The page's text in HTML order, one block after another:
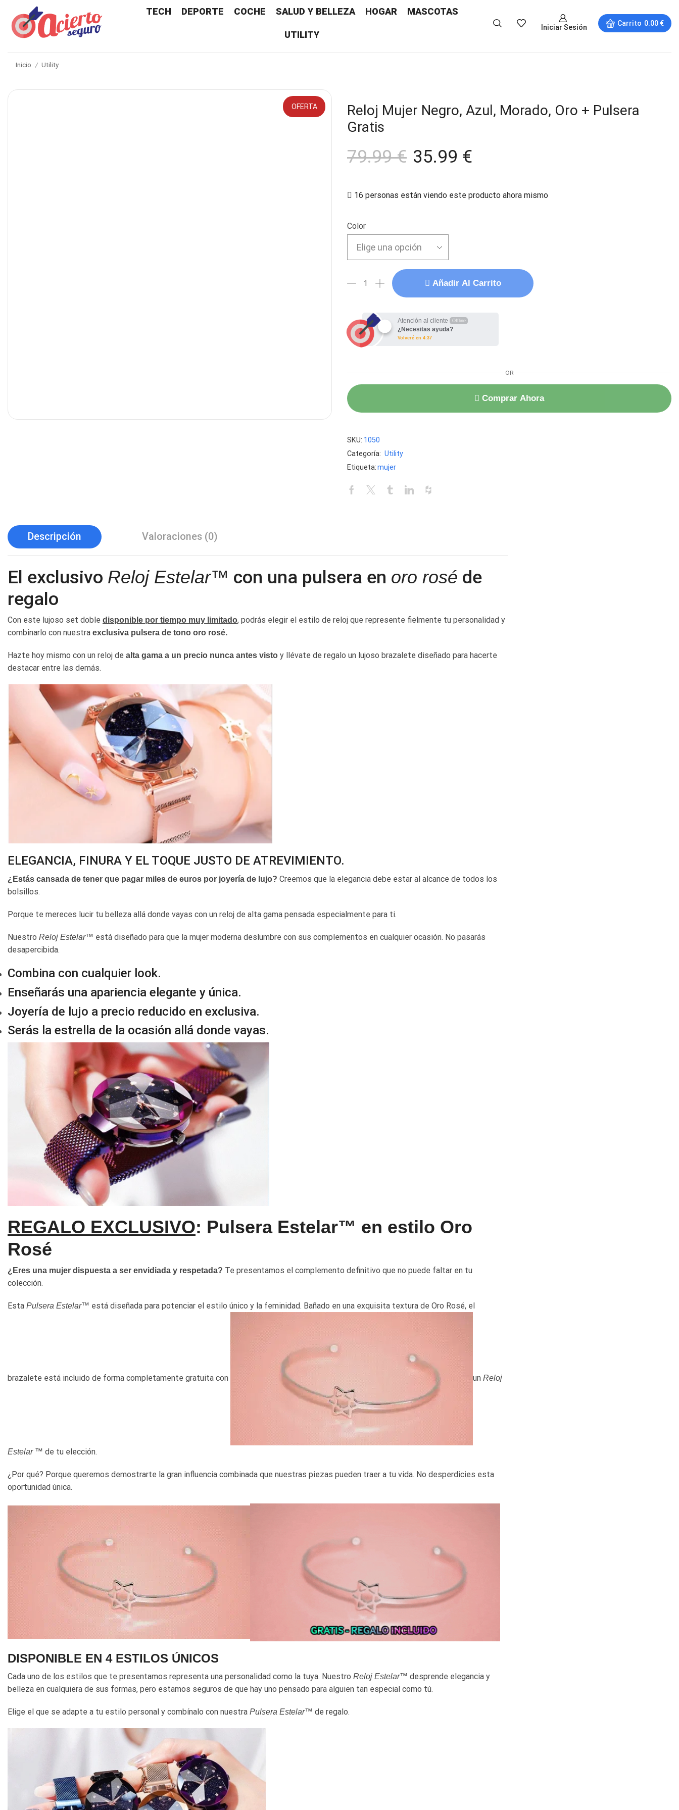
TECH DEPORTE COCHE SALUD Y BELLEZA HOGAR MASCOTAS
UTILITY
Iniciar Sesión
Carrito 0.00€
Inicio / Utility
OFERTA
Reloj Mujer Negro, Azul, Morado, Oro + Pulsera
Gratis
79.99€ 35.99 €
16 personas están viendo este producto ahora mismo
Color
Añadir Al Carrito
Atención al cliente Offline
¿Necesitas ayuda?
Volveré en 4:37
OR
Comprar Ahora
SKU: 1050
Categoría: Utility
Etiqueta:mujer
Descripción Valoraciones (0)
El exclusivo Reloj Estelar™ con una pulsera en oro rosé de
regalo
Con este lujoso set doble disponible por tiempo muy limitado, podrás elegir el estilo de reloj que represente fielmente tu personalidad y
combinarlo con nuestra exclusiva pulsera de tono oro rosé.
Hazte hoy mismo con un reloj de alta gama a un precio nunca antes visto y llévate de regalo un lujoso brazalete diseñado para hacerte
destacar entre las demás.
ELEGANCIA, FINURA Y EL TOQUE JUSTO DE ATREVIMIENTO.
¿Estás cansada de tener que pagar miles de euros por joyería de lujo? Creemos que la elegancia debe estar al alcance de todos los
bolsillos.
Porque te mereces lucir tu belleza allá donde vayas con un reloj de alta gama pensada especialmente para ti.
Nuestro Reloj Estelar™ está diseñado para que la mujer moderna deslumbre con sus complementos en cualquier ocasión. No pasarás
desapercibida.
Combina con cualquier look.
Enseñarás una apariencia elegante y única.
Joyería de lujo a precio reducido en exclusiva.
Serás la estrella de la ocasión allá donde vayas.
REGALO EXCLUSIVO: Pulsera Estelar™ en estilo Oro
Rosé
¿Eres una mujer dispuesta a ser envidiada y respetada? Te presentamos el complemento definitivo que no puede faltar en tu
colección.
Esta Pulsera Estelar™ está diseñada para potenciar el estilo único y la feminidad. Bañado en una exquisita textura de Oro Rosé, el
brazalete está incluido de forma completamente gratuita con un Reloj
Estelar ™ de tu elección.
¿Por qué? Porque queremos demostrarte la gran influencia combinada que nuestras piezas pueden traer a tu vida. No desperdicies esta
oportunidad única.
DISPONIBLE EN 4 ESTILOS ÚNICOS
Cada uno de los estilos que te presentamos representa una personalidad como la tuya. Nuestro Reloj Estelar™ desprende elegancia y
belleza en cualquiera de sus formas, pero estamos seguros de que hay uno pensado para alguien tan especial como tú.
Elige el que se adapte a tu estilo personal y combínalo con nuestra Pulsera Estelar™ de regalo.